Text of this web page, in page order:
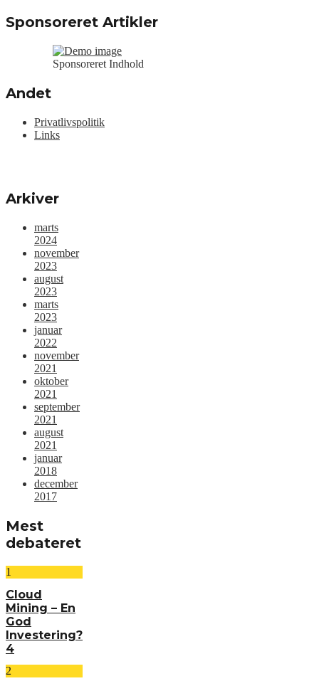
Sponsoreret Artikler
Sponsoreret Indhold
Andet
Privatlivspolitik
Links
Arkiver
marts
2024
november
2023
august
2023
marts
2023
januar
2022
november
2021
oktober
2021
september
2021
august
2021
januar
2018
december
2017
Mest
debateret
1
Cloud
Mining – En
God
Investering?
4
2